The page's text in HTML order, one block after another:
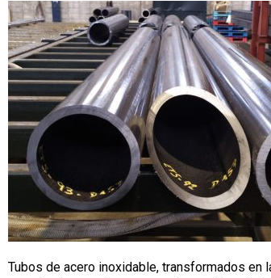
Tubos de acero inoxidable, transformados en